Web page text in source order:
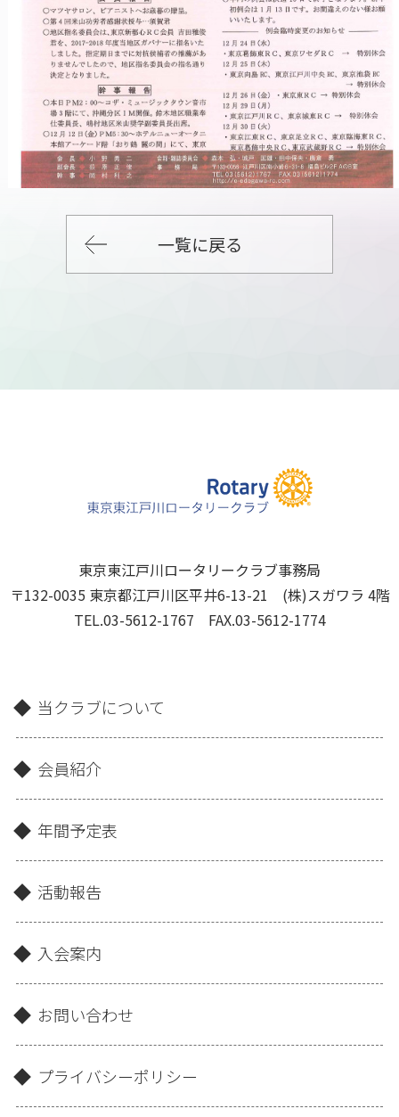
一覧に戻る
東京東江戸川ロータリークラブ事務局
〒132-0035 東京都江戸川区平井6-13-21 (株)スガワラ 4階
TEL.03-5612-1767 FAX.03-5612-1774
当クラブについて
会員紹介
年間予定表
活動報告
入会案内
お問い合わせ
プライバシーポリシー